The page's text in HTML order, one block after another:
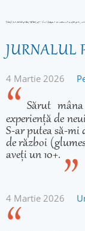
JURNALUL
4 Martie 2026
Sărut
experiență de
S-ar putea să-mi
de război
aveți un 10+.
4 Martie 2026